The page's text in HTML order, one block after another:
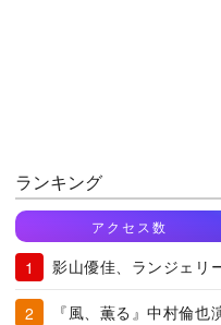
ランキング
アクセス数
影山優佳、ランジェリ
『風、薫る』中村倫